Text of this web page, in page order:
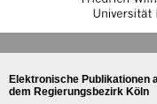
Elektronische Publikationen
dem Regierungsbezirk Köln